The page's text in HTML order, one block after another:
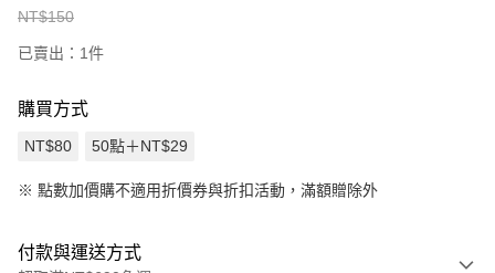
NT$150
已賣出：1件
購買方式
NT$80 50點＋NT$29
※ 點數加價購不適用折價券與折扣活動，滿額贈除外
付款與運送方式